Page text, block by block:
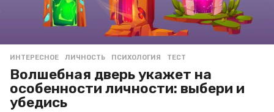
ИНТЕРЕСНОЕ ЛИЧНОСТЬ ,ПСИХОЛОГИЯ ,ТЕСТ
Волшебная дверь укажет на
особенности личности: выбери и
убедись